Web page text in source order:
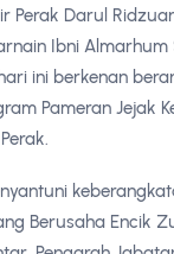
Perak Darul
Ibni Almarhum
ini berkenan
Pameran Jejak
Berusaha Encik